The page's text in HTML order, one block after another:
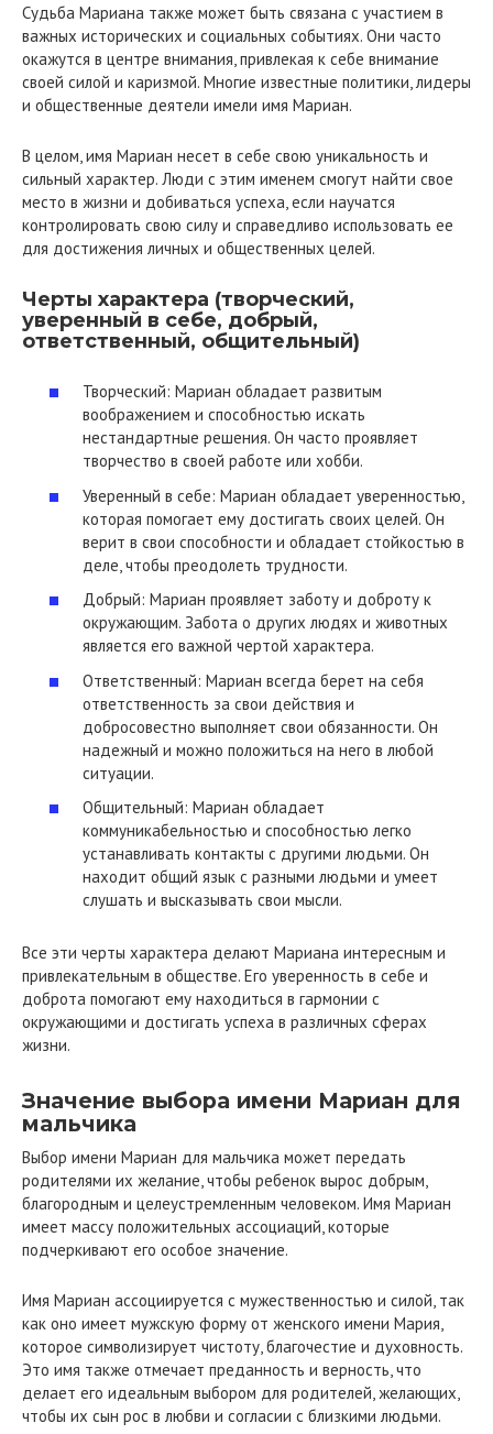
Судьба Мариана также может быть связана с участием в
важных исторических и социальных событиях. Они часто
окажутся в центре внимания, привлекая к себе внимание
своей силой и каризмой. Многие известные политики, лидеры
и общественные деятели имели имя Мариан.
В целом, имя Мариан несет в себе свою уникальность и
сильный характер. Люди с этим именем смогут найти свое
место в жизни и добиваться успеха, если научатся
контролировать свою силу и справедливо использовать ее
для достижения личных и общественных целей.
Черты характера (творческий,
уверенный в себе, добрый,
ответственный, общительный)
Творческий: Мариан обладает развитым
воображением и способностью искать
нестандартные решения. Он часто проявляет
творчество в своей работе или хобби.
Уверенный в себе: Мариан обладает уверенностью,
которая помогает ему достигать своих целей. Он
верит в свои способности и обладает стойкостью в
деле, чтобы преодолеть трудности.
Добрый: Мариан проявляет заботу и доброту к
окружающим. Забота о других людях и животных
является его важной чертой характера.
Ответственный: Мариан всегда берет на себя
ответственность за свои действия и
добросовестно выполняет свои обязанности. Он
надежный и можно положиться на него в любой
ситуации.
Общительный: Мариан обладает
коммуникабельностью и способностью легко
устанавливать контакты с другими людьми. Он
находит общий язык с разными людьми и умеет
слушать и высказывать свои мысли.
Все эти черты характера делают Мариана интересным и
привлекательным в обществе. Его уверенность в себе и
доброта помогают ему находиться в гармонии с
окружающими и достигать успеха в различных сферах
жизни.
Значение выбора имени Мариан для
мальчика
Выбор имени Мариан для мальчика может передать
родителями их желание, чтобы ребенок вырос добрым,
благородным и целеустремленным человеком. Имя Мариан
имеет массу положительных ассоциаций, которые
подчеркивают его особое значение.
Имя Мариан ассоциируется с мужественностью и силой, так
как оно имеет мужскую форму от женского имени Мария,
которое символизирует чистоту, благочестие и духовность.
Это имя также отмечает преданность и верность, что
делает его идеальным выбором для родителей, желающих,
чтобы их сын рос в любви и согласии с близкими людьми.